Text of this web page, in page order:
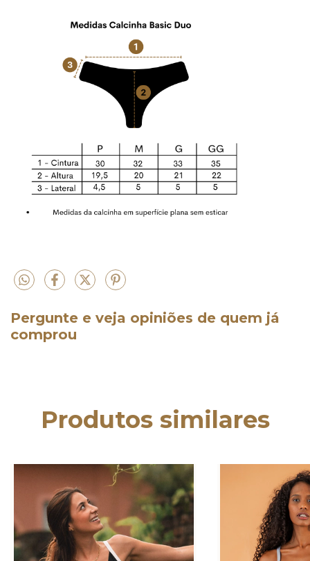
Pergunte e veja opiniões de quem já
comprou
Produtos similares